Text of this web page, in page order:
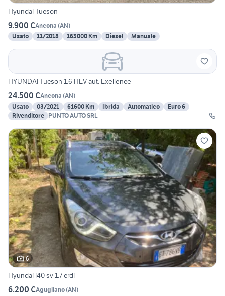
Hyundai Tucson
9.900 €Ancona (AN)
Usato
11/2018 163000 Km Diesel Manuale
HYUNDAI Tucson 1.6 HEV aut. Exellence
24.500 €Ancona (AN)
Usato
03/2021 61600 Km Ibrida Automatico
Euro 6
Rivenditore PUNTO AUTO SRL
6
Hyundai i40 sv 1.7 crdi
6.200 €Agugliano(AN)